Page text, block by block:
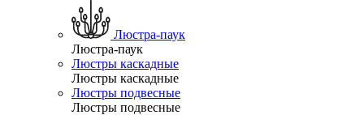
Люстра-паук
Люстра-паук
Люстры каскадные
Люстры каскадные
Люстры подвесные
Люстры подвесные